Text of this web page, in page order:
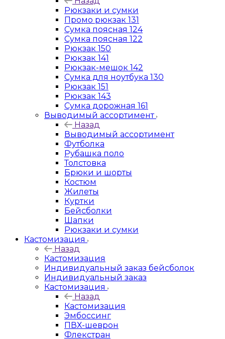
Рюкзаки и сумки
Промо рюкзак 131
Сумка поясная 124
Сумка поясная 122
Рюкзак 150
Рюкзак 141
Рюкзак-мешок 142
Сумка для ноутбука 130
Рюкзак 151
Рюкзак 143
Сумка дорожная 161
Выводимый ассортимент
Назад
Выводимый ассортимент
Футболка
Рубашка поло
Толстовка
Брюки и шорты
Костюм
Жилеты
Куртки
Бейсболки
Шапки
Рюкзаки и сумки
Кастомизация
Назад
Кастомизация
Индивидуальный заказ бейсболок
Индивидуальный заказ
Кастомизация
Назад
Кастомизация
Эмбоссинг
ПВХ-шеврон
Флекстран